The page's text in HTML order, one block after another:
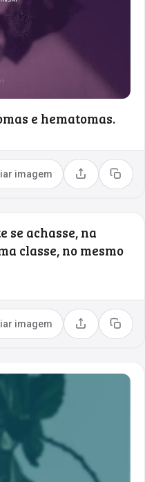
e hematomas.
imagem Compartilhar
Copiar
se achasse, na
classe, no mesmo
imagem Compartilhar
Copiar